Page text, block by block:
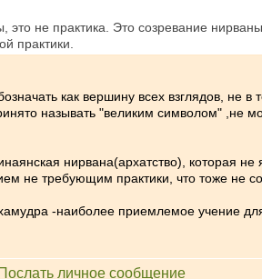
это не практика. Это созревание
практики.
как вершину всех взглядов, не
называть "великим символом" ,не
нирвана(архатство), которая
не требующим практики, что тоже не
-наиболее приемлемое учение